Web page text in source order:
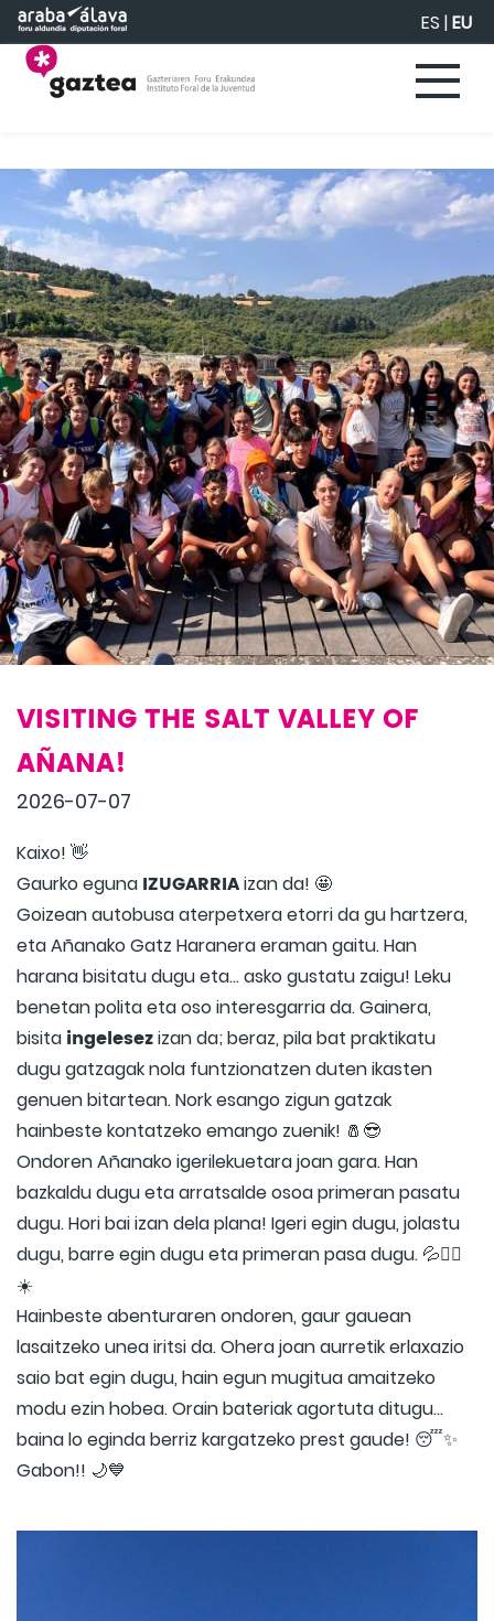
Eduki nagusira joan ES |EU
VISITING THE SALT VALLEY OF
AÑANA!
2026-07-07
Kaixo! 👋
Gaurko eguna IZUGARRIAizan da! 🤩
Goizean autobusa aterpetxera etorri da gu hartzera,
eta Añanako Gatz Haranera eraman gaitu. Han
harana bisitatu dugu eta... asko gustatu zaigu! Leku
benetan polita eta oso interesgarria da. Gainera,
bisita ingelesezizan da; beraz, pila bat praktikatu
dugu gatzagak nola funtzionatzen duten ikasten
genuen bitartean. Nork esango zigun gatzak
hainbeste kontatzeko emango zuenik! 🧂😎
Ondoren Añanako igerilekuetara joan gara. Han
bazkaldu dugu eta arratsalde osoa primeran pasatu
dugu. Hori bai izan dela plana! Igeri egin dugu, jolastu
dugu, barre egin dugu eta primeran pasa dugu. 💦🏊‍♂️
☀️
Hainbeste abenturaren ondoren, gaur gauean
lasaitzeko unea iritsi da. Ohera joan aurretik erlaxazio
saio bat egin dugu, hain egun mugitua amaitzeko
modu ezin hobea. Orain bateriak agortuta ditugu...
baina lo eginda berriz kargatzeko prest gaude! 😴✨
Gabon!! 🌙💙